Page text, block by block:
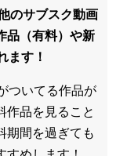
のサブスク動画
品（有料）や新
ます！
ついてる作品が
作品を見ること
期間を過ぎても